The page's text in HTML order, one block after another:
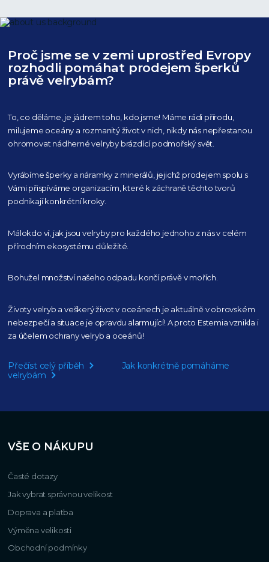
Proč jsme se v zemi uprostřed Evropy
rozhodli pomáhat prodejem šperků
právě velrybám?
To, co děláme, je jádrem toho, kdo jsme! Máme rádi přírodu,
milujeme oceány a rozmanitý život v nich, nikdy nás nepřestanou
ohromovat nádherné velryby brázdící podmořský svět.
Vyrábíme šperky a náramky z minerálů, jejichž prodejem spolu s
Vámi přispíváme organizacím, které k záchraně těchto tvorů
podnikají konkrétní kroky.
Málokdo ví, jak jsou velryby pro každého jednoho z nás v celém
přírodním ekosystému důležité.
Bohužel množství našeho odpadu končí právě v mořích.
Životy velryb a veškerý život v oceánech je aktuálněv obrovském
nebezpečí a situace je opravdu alarmující! A proto Estemia vznikla i
za účelem ochrany velryb a oceánů!
Přečíst celý příběh
Jak konkrétně pomáháme
velrybám
VŠE O NÁKUPU
Časté dotazy
Jak vybrat správnou velikost
Doprava a platba
Výměna velikosti
Obchodní podmínky